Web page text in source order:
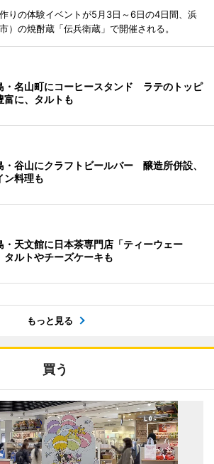
りの体験イベントが5月3日～6日の4日間、浜
）の焼酎蔵「伝兵衛蔵」で開催される。
・名山町にコーヒースタンド ラテのトッピ
富に、タルトも
・谷山にクラフトビールバー 醸造所併設、
ン料理も
・天文館に日本茶専門店「ティーウェー
ルトやチーズケーキも
もっと見る
買う